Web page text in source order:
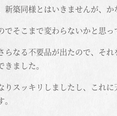
新築同様とはいきませんが、か
でそこまで変わらないかと思
らなる不要品が出たので、そ
ました。
りスッキリしましたし、これ